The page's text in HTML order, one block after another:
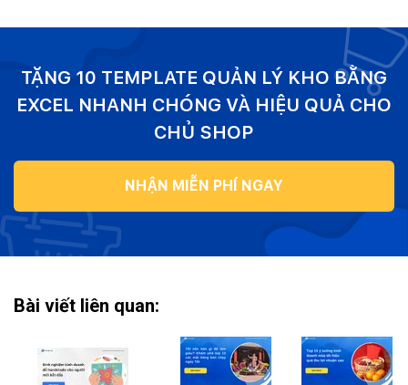
TẶNG 10 TEMPLATE QUẢN LÝ KHO BẰNG
EXCEL NHANH CHÓNG VÀ HIỆU QUẢ CHO
CHỦ SHOP
NHẬN MIỄN PHÍ NGAY
Bài viết liên quan: